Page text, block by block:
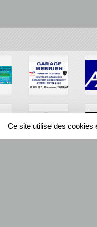
Ce site utilise des cookies